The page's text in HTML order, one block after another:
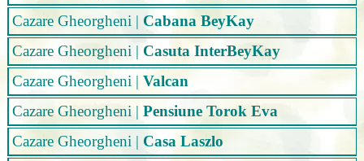
Cazare Gheorgheni | Cabana BeyKay
Cazare Gheorgheni | Casuta InterBeyKay
Cazare Gheorgheni | Valcan
Cazare Gheorgheni | Pensiune Torok Eva
Cazare Gheorgheni | Casa Laszlo